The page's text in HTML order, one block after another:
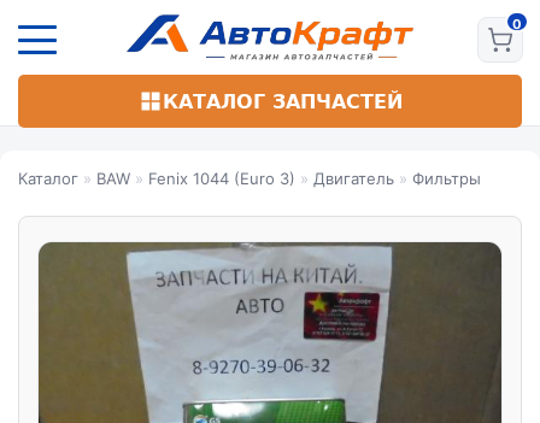
основному
КАТАЛОГ ЗАПЧАСТЕЙ
Каталог » BAW » Fenix 1044 (Euro 3) » Двигатель » Фильтры